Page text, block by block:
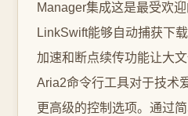
Manager集成这是最受欢迎
LinkSwift能够自动捕获下
加速和断点续传功能让大
Aria2命令行工具对于技术
更高级的控制选项。通过